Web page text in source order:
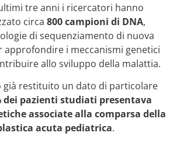
tre anni i ricercatori hanno
circa 800 campioni di DNA,
di sequenziamento di nuova
approfondire i meccanismi genetici
allo sviluppo della malattia.
già restituito un dato di particolare
dei pazienti studiati presentava
associate alla comparsa della
acuta pediatrica.